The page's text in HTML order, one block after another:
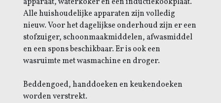
Alle huishoudelijke apparaten zijn volledig
nieuw. Voor het dagelijkse onderhoud zijn er een
stofzuiger, schoonmaakmiddelen, afwasmiddel
en een spons beschikbaar. Er is ook een
wasruimte met wasmachine en droger.
Beddengoed, handdoeken en keukendoeken
worden verstrekt.